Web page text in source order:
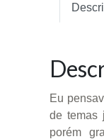
Eu
de temas
porém